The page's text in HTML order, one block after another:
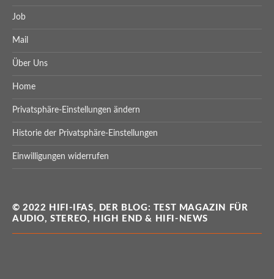
Job
Mail
Über Uns
Home
Privatsphäre-Einstellungen ändern
Historie der Privatsphäre-Einstellungen
Einwilligungen widerrufen
© 2022 HIFI-IFAS, DER BLOG: TEST MAGAZIN FÜR
AUDIO, STEREO, HIGH END & HIFI-NEWS